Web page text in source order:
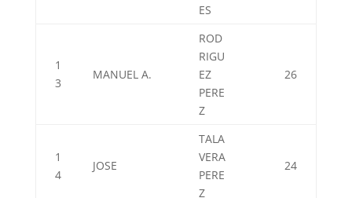
ES
1
3
MANUEL A.
ROD
RIGU
EZ
PERE
Z
26
1
4
JOSE
TALA
VERA
PERE
Z
24